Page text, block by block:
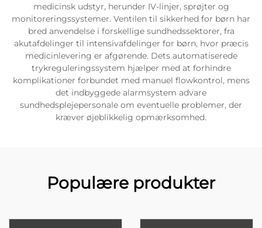
medicinsk udstyr, herunder IV-linjer, sprøjter og
monitoreringssystemer. Ventilen til sikkerhed for børn har
bred anvendelse i forskellige sundhedssektorer, fra
akutafdelinger til intensivafdelinger for børn, hvor præcis
medicinlevering er afgørende. Dets automatiserede
trykreguleringssystem hjælper med at forhindre
komplikationer forbundet med manuel flowkontrol, mens
det indbyggede alarmsystem advare
sundhedsplejepersonale om eventuelle problemer, der
kræver øjeblikkelig opmærksomhed.
Populære produkter